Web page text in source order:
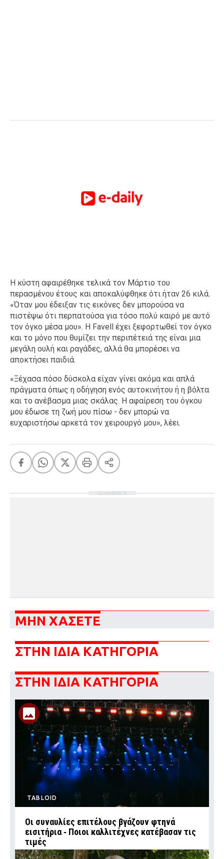
Η κύστη αφαιρέθηκε τελικά τον Μάρτιο του
περασμένου έτους και αποκαλύφθηκε ότι ήταν 26 κιλά.
«Όταν μου έδειξαν τις εικόνες δεν μπορούσα να
πιστέψω ότι περπατούσα για τόσο πολύ καιρό με αυτό
τον όγκο μέσα μου». Η Favell έχει ξεφορτωθεί τον όγκο
και το μόνο που θυμίζει την περιπέτειά της είναι μια
μεγάλη ουλή και ραγάδες, αλλά θα μπορέσει να
αποκτήσει παιδιά.
«Ξέχασα πόσο δύσκολα είχαν γίνει ακόμα και απλά
πράγματα όπως η οδήγηση ενός αυτοκινήτου ή η βόλτα
και το ανέβασμα μιας σκάλας. Η αφαίρεση του όγκου
μου έδωσε τη ζωή μου πίσω - δεν μπορώ να
ευχαριστήσω αρκετά τον χειρουργό μου», λέει.
ΔΙΑΦΗΜΙΣΗ
ΜΗΝ ΧΑΣΕΤΕ
ΣΤΗΝ ΙΔΙΑ ΚΑΤΗΓΟΡΙΑ
ΣΤΗΝ ΙΔΙΑ ΚΑΤΗΓΟΡΙΑ
TABLOID
Οι συναυλίες επιτέλους βγάζουν φτηνά
εισιτήρια ‑ Ποιοι καλλιτέχνες κατέβασαν τις
τιμές